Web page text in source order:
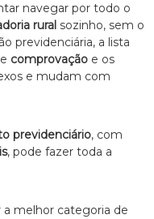
navegar por todo o
ruralsozinho, sem o
previdenciária, a lista
comprovaçãoe os
e mudam com
previdenciário, com
, pode fazer toda a
a melhor categoria de